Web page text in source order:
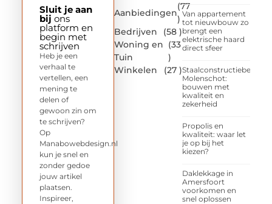
Aanbiedingen
(77
)
Bedrijven
(58 )
Woning en
Tuin
(33
)
Winkelen
(27 )
Van appartement
tot nieuwbouw zo
brengt een
elektrische haard
direct sfeer
Staalconstructiebedrijf
Molenschot:
bouwen met
kwaliteit en
zekerheid
Propolis en
kwaliteit: waar let
je op bij het
kiezen?
Daklekkage in
Amersfoort
voorkomen en
snel oplossen
Sluit je aan
bij ons
platform en
begin met
schrijven
Heb je een
verhaal te
vertellen, een
mening te
delen of
gewoon zin om
te schrijven?
Op
Manabowebdesign.nl
kun je snel en
zonder gedoe
jouw artikel
plaatsen.
Inspireer,